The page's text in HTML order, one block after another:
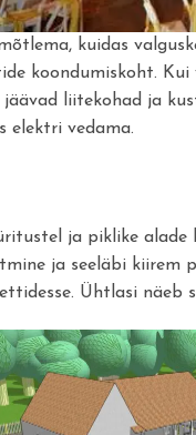
kuidas
koondumiskoht.
jäävad liitekohad ja
elektri vedama.
ja piklike
ja seeläbi kiirem
Ühtlasi näeb